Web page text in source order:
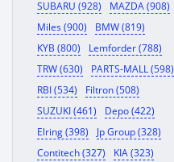
SUBARU (928)
MAZDA (908)
Miles (900)
BMW (819)
KYB (800)
Lemforder (788)
TRW (630)
PARTS-MALL (598)
RBI (534)
Filtron (508)
SUZUKI (461)
Depo (422)
Elring (398)
Jp Group (328)
Contitech (327)
KIA (323)